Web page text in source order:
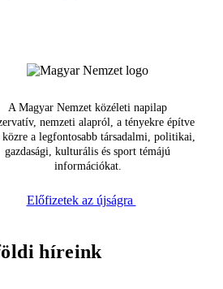
A Magyar Nemzet közéleti napilap
nemzeti alapról, a tényekre építve
közre a legfontosabb társadalmi, politikai,
gazdasági, kulturális és sport témájú
információkat.
Előfizetek az újságra
híreink